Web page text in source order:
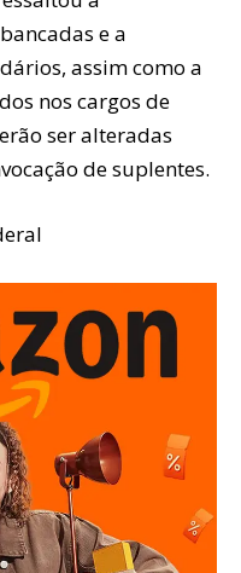
e a
assim como a
nos cargos de
ser alteradas
de suplentes.